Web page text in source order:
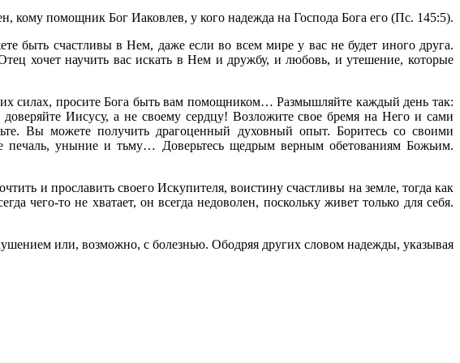
кому помощник Бог Иаковлев, у кого надежда на Господа Бога его (Пс. 145:5).
быть счастливы в Нем, даже если во всем мире у вас не будет иного друга.
хочет научить вас искать в Нем и дружбу, и любовь, и утешение, которые
силах, просите Бога быть вам помощником… Размышляйте каждый день так:
Иисусу, а не своему сердцу! Возложите свое бремя на Него и сами
Вы можете получить драгоценный духовный опыт. Боритесь со своими
уныние и тьму… Доверьтесь щедрым верным обетованиям Божьим.
и прославить своего Искупителя, воистину счастливы на земле, тогда как
чего-то не хватает, он всегда недоволен, поскольку живет только для себя.
или, возможно, с болезнью. Ободряя других словом надежды, указывая